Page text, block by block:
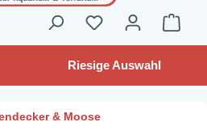
Riesige Auswahl
& Moose